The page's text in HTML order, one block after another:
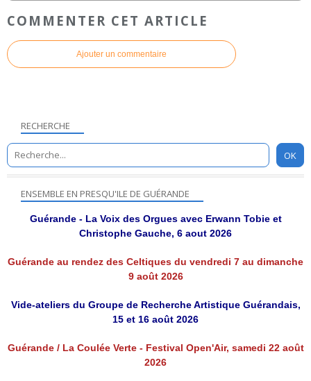
COMMENTER CET ARTICLE
Ajouter un commentaire
RECHERCHE
ENSEMBLE EN PRESQU'ILE DE GUÉRANDE
Guérande - La Voix des Orgues avec Erwann Tobie et
Christophe Gauche, 6 aout 2026
Guérande au rendez des Celtiques du vendredi 7 au dimanche
9 août 2026
Vide-ateliers du Groupe de Recherche Artistique Guérandais,
15 et 16 août 2026
Guérande / La Coulée Verte - Festival Open'Air, samedi 22 août
2026